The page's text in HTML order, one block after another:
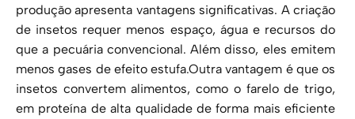
produção apresenta vantagens significativas. A criação
de insetos requer menos espaço, água e recursos do
que a pecuária convencional. Além disso, eles emitem
menos gases de efeito estufa.Outra vantagem é que os
insetos convertem alimentos, como o farelo de trigo,
em proteína de alta qualidade de forma mais eficiente